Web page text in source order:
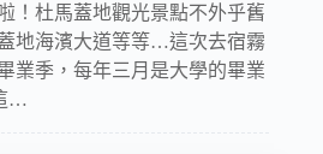
！杜馬蓋地觀光景點不外乎舊
地海濱大道等等…這次去宿霧
業季，每年三月是大學的畢業
…